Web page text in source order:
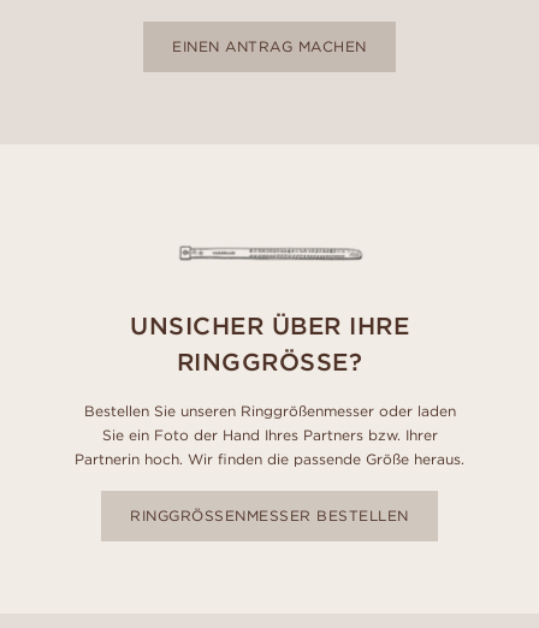
EINEN ANTRAG MACHEN
UNSICHER ÜBER IHRE
RINGGRÖSSE?
Bestellen Sie unseren Ringgrößenmesser oder laden
Sie ein Foto der Hand Ihres Partners bzw. Ihrer
Partnerin hoch. Wir finden die passende Größe heraus.
RINGGRÖSSENMESSER BESTELLEN